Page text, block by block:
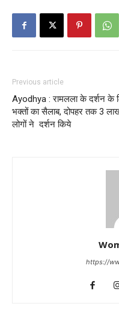
Previous article
Ayodhya : रामलला के दर्शन के
भक्तों का सैलाब, दोपहर तक 3
लोगों ने दर्शन किये
https://